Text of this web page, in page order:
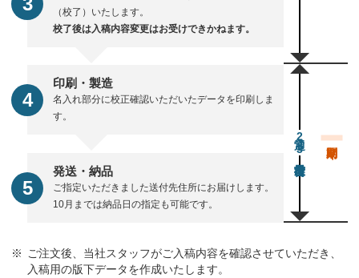
（校了）いたします。
校了後は入稿内容変更はお受けできかねます。
印刷・製造
名入れ部分に校正確認いただいたデータを印刷しま
す。
発送・納品
ご指定いただきました送付先住所にお届けします。
10月までは納品日の指定も可能です。
通常23営業日後出荷
ご注文後、当社スタッフがご入稿内容を確認させていただき、
入稿用の版下データを作成いたします。